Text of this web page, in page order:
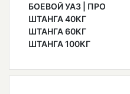
БОЕВОЙ УАЗ | ПРО
ШТАНГА 40КГ
ШТАНГА 60КГ
ШТАНГА 100КГ